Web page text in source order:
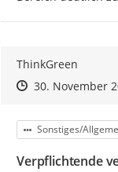
ThinkGreen
Zeitpunkt des
Zeitpunkt des
30. November
Kategorie
Sonstiges/
Verpflichtende